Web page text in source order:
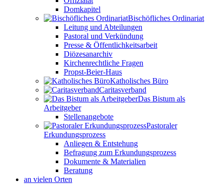
Domkapitel
Bischöfliches Ordinariat
Leitung und Abteilungen
Pastoral und Verkündung
Presse & Öffentlichkeitsarbeit
Diözesanarchiv
Kirchenrechtliche Fragen
Propst-Beier-Haus
Katholisches Büro
Caritasverband
Das Bistum als
Arbeitgeber
Stellenangebote
Pastoraler
Erkundungsprozess
Anliegen & Entstehung
Befragung zum Erkundungsprozess
Dokumente & Materialien
Beratung
an vielen Orten